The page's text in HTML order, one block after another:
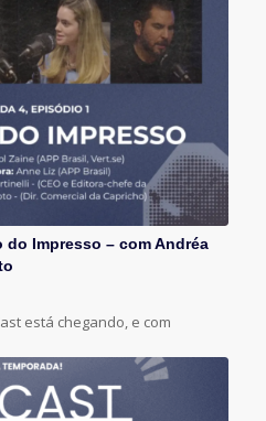
Impresso – com Andréa
está chegando, e com